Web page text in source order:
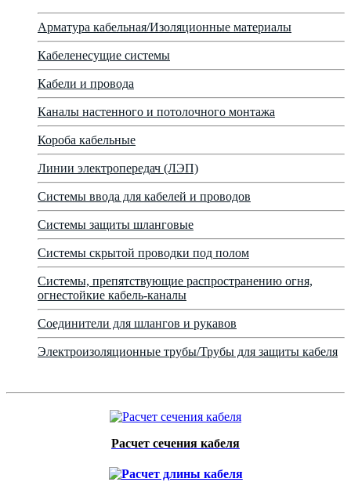
Арматура кабельная/Изоляционные материалы
Кабеленесущие системы
Кабели и провода
Каналы настенного и потолочного монтажа
Короба кабельные
Линии электропередач (ЛЭП)
Системы ввода для кабелей и проводов
Системы защиты шланговые
Системы скрытой проводки под полом
Системы, препятствующие распространению огня,
огнестойкие кабель-каналы
Соединители для шлангов и рукавов
Электроизоляционные трубы/Трубы для защиты кабеля
Расчет сечения кабеля